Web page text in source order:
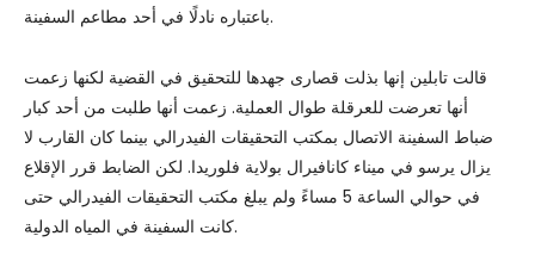
باعتباره نادلًا في أحد مطاعم السفينة.
قالت تابلين إنها بذلت قصارى جهدها للتحقيق في القضية لكنها زعمت
أنها تعرضت للعرقلة طوال العملية. زعمت أنها طلبت من أحد كبار
ضباط السفينة الاتصال بمكتب التحقيقات الفيدرالي بينما كان القارب لا
يزال يرسو في ميناء كانافيرال بولاية فلوريدا. لكن الضابط قرر الإقلاع
في حوالي الساعة 5 مساءً ولم يبلغ مكتب التحقيقات الفيدرالي حتى
كانت السفينة في المياه الدولية.